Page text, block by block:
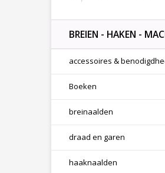
BREIEN - HAKEN -
accessoires &
Boeken
breinaalden
draad en garen
haaknaalden